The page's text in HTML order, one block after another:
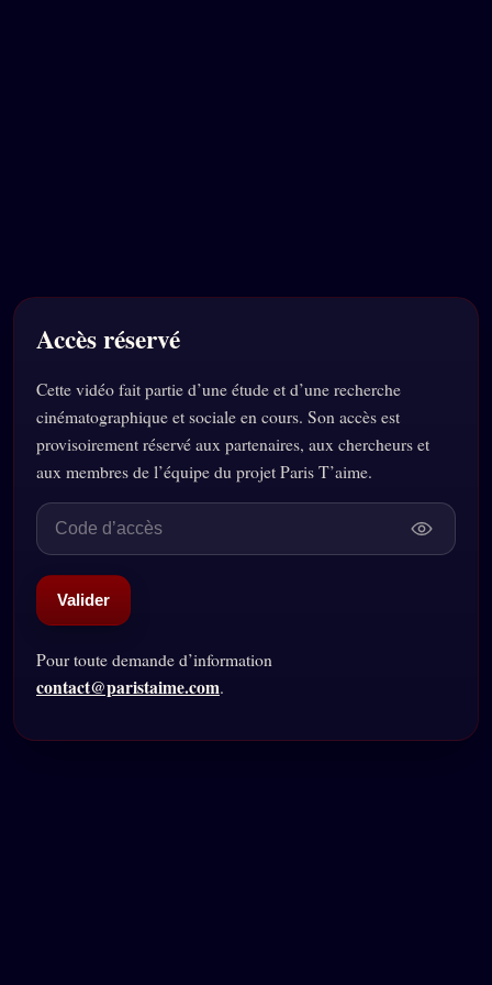
Accès réservé
Cette vidéo fait partie d’une étude et d’une recherche
cinématographique et sociale en cours. Son accès est
provisoirement réservé aux partenaires, aux chercheurs et
aux membres de l’équipe du projet Paris T’aime.
Valider
Pour toute demande d’information
contact@paristaime.com.